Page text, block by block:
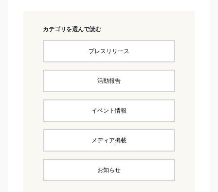
カテゴリを選んで読む
プレスリリース
活動報告
イベント情報
メディア掲載
お知らせ